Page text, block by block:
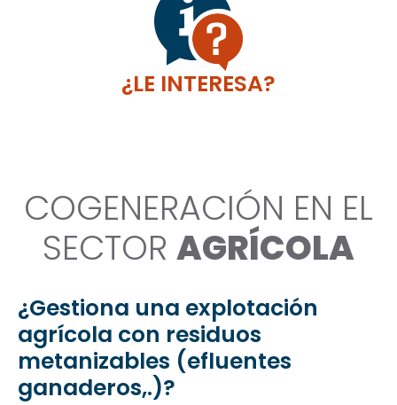
¿LE INTERESA?
COGENERACIÓN EN EL
SECTOR AGRÍCOLA
¿Gestiona una explotación
agrícola con residuos
metanizables (efluentes
ganaderos,.)?